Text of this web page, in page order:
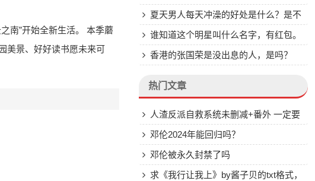
南”开始全新生活。 本季蘑
美景、好好读书愿未来可
夏天男人每天冲澡的好处是什么？是不
是很废水？
谁知道这个明星叫什么名字，有红包。
香港的张国荣是没出息的人，是吗？
热门文章
人渣反派自救系统未删减+番外 一定要
全的~~~~百度云
邓伦2024年能回归吗？
邓伦被永久封禁了吗
求《我行让我上》by酱子贝的txt格式，